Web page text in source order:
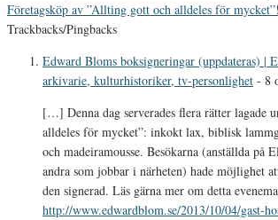
Företagsköp av ”Allting gott och alldeles för mycket”!
Trackbacks/Pingbacks
Edward Bloms boksigneringar (uppdateras) |
arkivarie, kulturhistoriker, tv-personlighet - 8
[…] Denna dag serverades flera rätter lagade
alldeles för mycket”: inkokt lax, biblisk
och madeiramousse. Besökarna (anställda på
andra som jobbar i närheten) hade möjlighet
den signerad. Läs gärna mer om detta
http://www.edwardblom.se/2013/10/04/gast-